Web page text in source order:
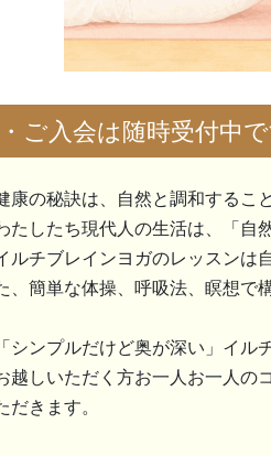
ご入会は随時受付中で
康の秘訣は、自然と調和するこ
たしたち現代人の生活は、「自
ルチブレインヨガのレッスンは
、簡単な体操、呼吸法、瞑想で
「シンプルだけど奥が深い」イル
越しいただく方お一人お一人の
だきます。